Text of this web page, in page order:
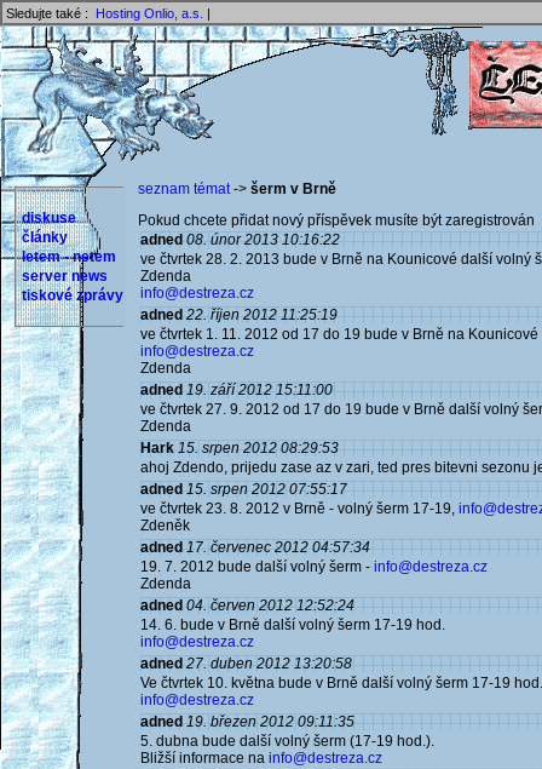
Sledujte také : Hosting Onlio, a.s. |
diskuse
články
letem - netem
server news
tiskové zprávy
seznam témat-> šerm v Brně
Pokud chcete přidat nový příspěvek musíte být
adned 08. únor 2013 10:16:22
ve čtvrtek 28. 2. 2013 bude v Brně na Kounicové další volný
Zdenda
info@destreza.cz
adned 22. říjen 2012 11:25:19
ve čtvrtek 1. 11. 2012 od 17 do 19 bude v Brně na
info@destreza.cz
Zdenda
adned 19. září 2012 15:11:00
ve čtvrtek 27. 9. 2012 od 17 do 19 bude v Brně další volný
Zdenda
Hark 15. srpen 2012 08:29:53
ahoj Zdendo, prijedu zase az v zari, ted pres bitevni sezonu
adned 15. srpen 2012 07:55:17
ve čtvrtek 23. 8. 2012 v Brně - volný šerm 17-19,
Zdeněk
adned 17. červenec 2012 04:57:34
19. 7. 2012 bude další volný šerm - info@destreza.cz
Zdenda
adned 04. červen 2012 12:52:24
14. 6. bude v Brně další volný šerm 17-19 hod.
info@destreza.cz
adned 27. duben 2012 13:20:58
Ve čtvrtek 10. května bude v Brně další volný šerm 17-19 hod.
info@destreza.cz
adned 19. březen 2012 09:11:35
5. dubna bude další volný šerm (17-19 hod.).
Bližší informace na info@destreza.cz